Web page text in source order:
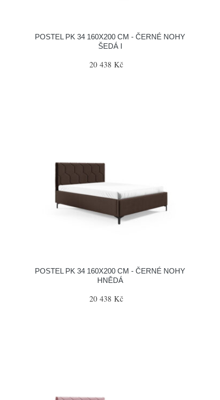
POSTEL PK 34 160X200 CM - ČERNÉ NOHY
ŠEDÁ I
20 438 Kč
POSTEL PK 34 160X200 CM - ČERNÉ NOHY
HNĚDÁ
20 438 Kč